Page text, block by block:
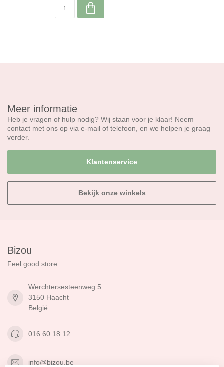
Meer informatie
Heb je vragen of hulp nodig? Wij staan voor je klaar! Neem
contact met ons op via e-mail of telefoon, en we helpen je graag
verder.
Klantenservice
Bekijk onze winkels
Bizou
Feel good store
Werchtersesteenweg 5
3150 Haacht
België
016 60 18 12
info@bizou.be